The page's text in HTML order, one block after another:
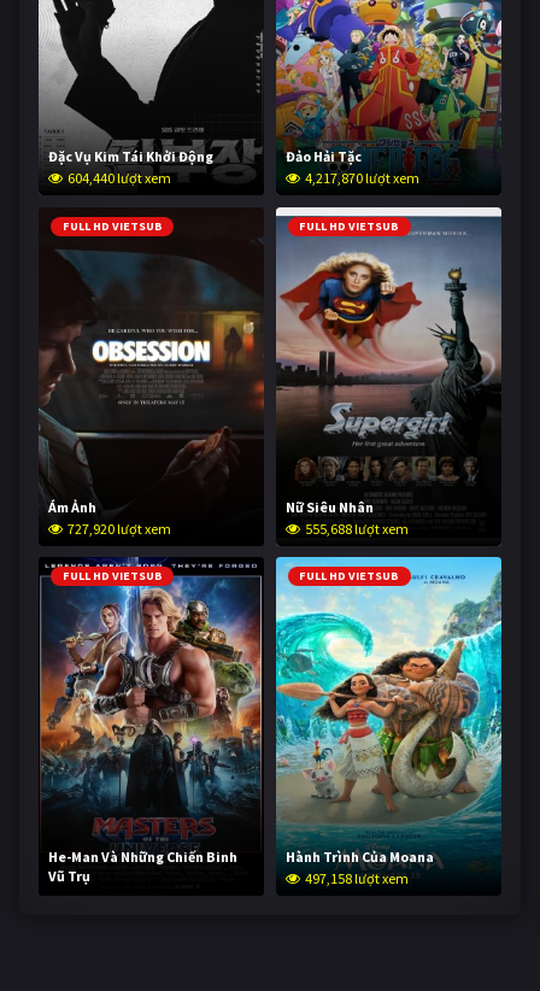
Đặc Vụ Kim Tái Khởi Động
604,440 lượt xem
Đảo Hải Tặc
4,217,870 lượt xem
FULL HD VIETSUB
Ám Ảnh
727,920 lượt xem
FULL HD VIETSUB
Nữ Siêu Nhân
555,688 lượt xem
FULL HD VIETSUB
He-Man Và Những Chiến Binh
Vũ Trụ
246,348 lượt xem
FULL HD VIETSUB
Hành Trình Của Moana
497,158 lượt xem